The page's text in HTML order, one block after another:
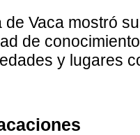
Vaca mostró
de
y lugares